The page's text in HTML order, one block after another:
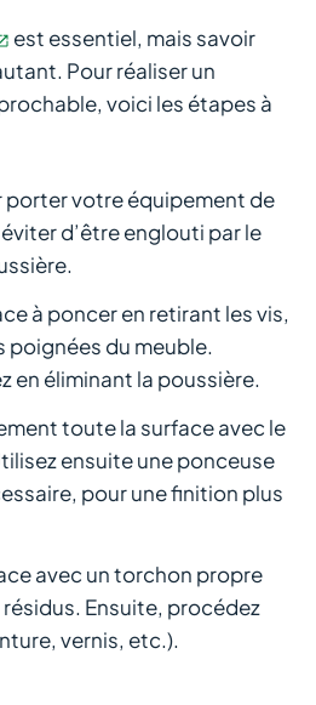
est essentiel, mais savoir
Pour réaliser un
voici les étapes à
porter votre équipement de
d’être englouti par le
à poncer en retirant les vis,
poignées du meuble.
en éliminant la poussière.
toute la surface avec le
ensuite une ponceuse
pour une finition plus
avec un torchon propre
Ensuite, procédez
vernis, etc.).